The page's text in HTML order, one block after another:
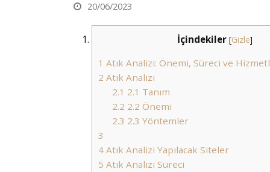
20/06/2023
İçindekiler [Gizle]
1 Atık Analizi: Önemi, Süreci ve
2 Atık Analizi
2.1 2.1 Tanım
2.2 2.2 Önemi
2.3 2.3 Yöntemler
3
4 Atık Analizi Yapılacak Siteler
5 Atık Analizi Süreci